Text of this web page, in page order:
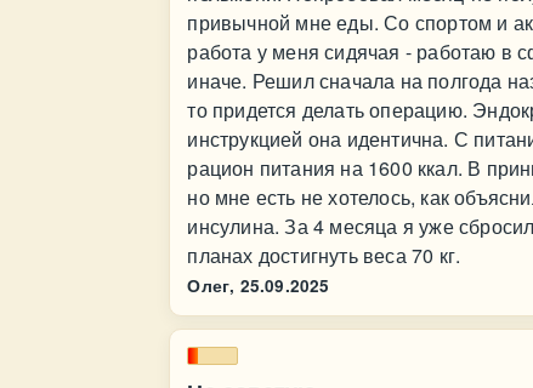
привычной мне еды. Со спортом и
работа у меня сидячая - работаю в
иначе. Решил сначала на полгода
то придется делать операцию.
инструкцией она идентична. С
рацион питания на 1600 ккал. В
но мне есть не хотелось, как
инсулина. За 4 месяца я уже
планах достигнуть веса 70 кг.
Олег, 25.09.2025